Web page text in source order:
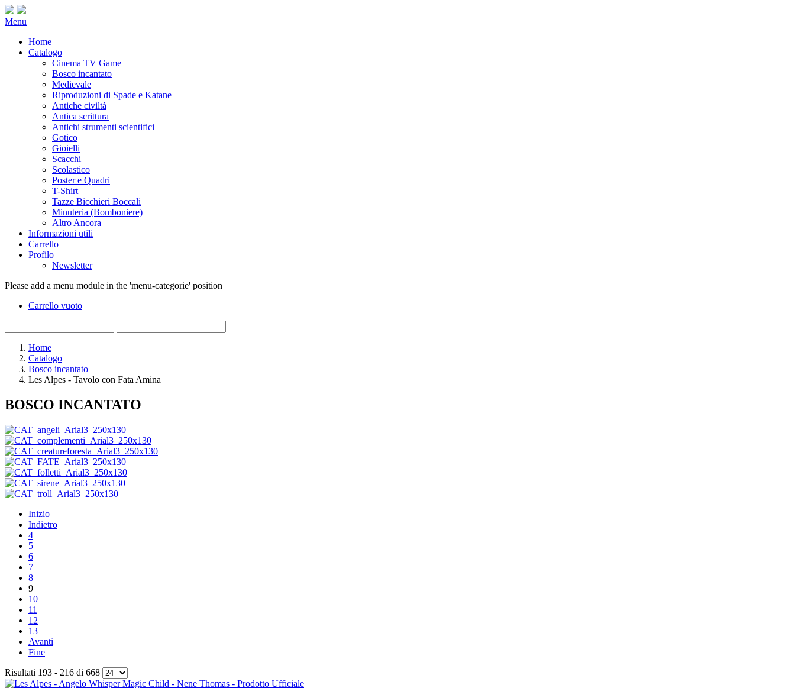
Menu
Home
Catalogo
Cinema TV Game
Bosco incantato
Medievale
Riproduzioni di Spade e Katane
Antiche civiltà
Antica scrittura
Antichi strumenti scientifici
Gotico
Gioielli
Scacchi
Scolastico
Poster e Quadri
T-Shirt
Tazze Bicchieri Boccali
Minuteria (Bomboniere)
Altro Ancora
Informazioni utili
Carrello
Profilo
Newsletter
Please add a menu module in the 'menu-categorie' position
Carrello vuoto
Home
Catalogo
Bosco incantato
Les Alpes - Tavolo con Fata Amina
BOSCO INCANTATO
Inizio
Indietro
4
5
6
7
8
9
10
11
12
13
Avanti
Fine
Risultati 193 - 216 di 668